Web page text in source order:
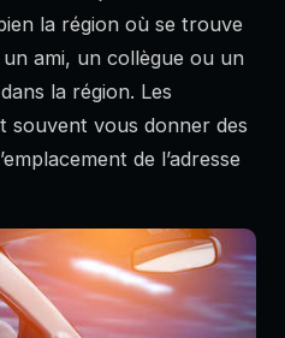
la région où se trouve
un ami, un collègue ou un
la région. Les
souvent vous donner des
de l’adresse